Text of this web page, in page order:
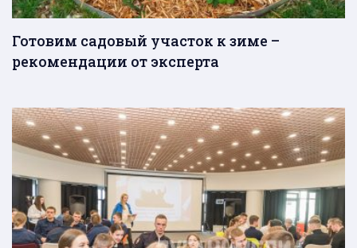
Готовим садовый участок к зиме –
рекомендации от эксперта